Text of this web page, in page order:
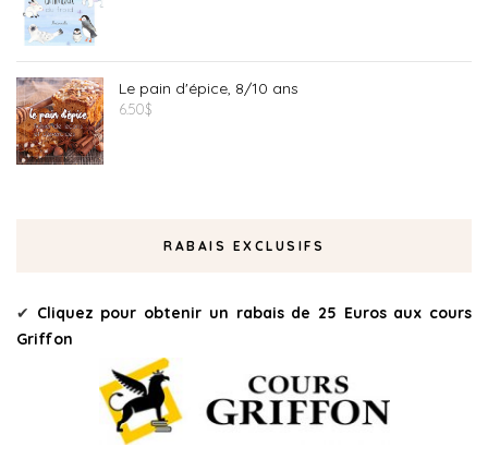
Le pain d'épice, 8/10 ans
6.50$
RABAIS EXCLUSIFS
✔ Cliquez pour obtenir un rabais de 25 Euros aux cours
Griffon